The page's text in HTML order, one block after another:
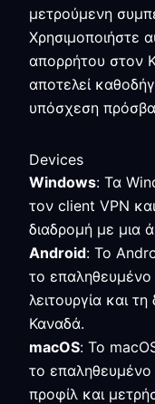
μετρούμενη
Χρησιμοποιήστε
απορρήτου στον
αποτελεί
υπόσχεση
Devices
Windows: Τα
τον client VPN
διαδρομή με μια
Android: Το
το επαληθευμένο
λειτουργία και
Καναδά.
macOS: Το
το επαληθευμένο
προφίλ και